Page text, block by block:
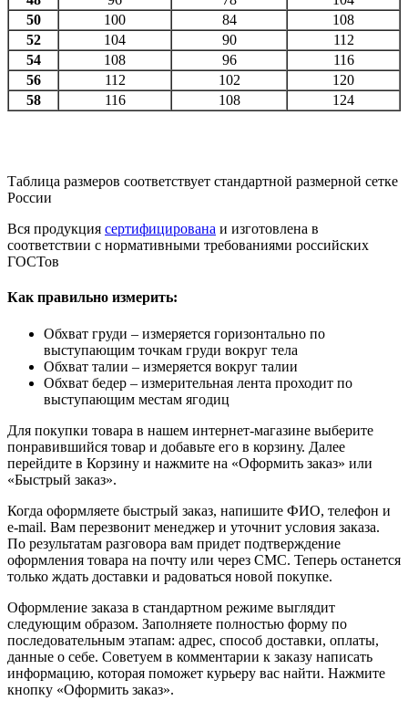
50
100 84
108
52
104 90
112
54
108 96
116
56
112 102
120
58
116 108 124
Таблица размеров соответствует стандартной размерной сетке
России
Вся продукция сертифицирована и изготовлена в
соответствии с нормативными требованиями российских
ГОСТов
Как правильно измерить:
Обхват груди – измеряется горизонтально по
выступающим точкам груди вокруг тела
Обхват талии – измеряется вокруг талии
Обхват бедер – измерительная лента проходит по
выступающим местам ягодиц
Для покупки товара в нашем интернет-магазине выберите
понравившийся товар и добавьте его в корзину. Далее
перейдите в Корзину и нажмите на «Оформить заказ» или
«Быстрый заказ».
Когда оформляете быстрый заказ, напишите ФИО, телефон и
e-mail. Вам перезвонит менеджер и уточнит условия заказа.
По результатам разговора вам придет подтверждение
оформления товара на почту или через СМС. Теперь останется
только ждать доставки и радоваться новой покупке.
Оформление заказа в стандартном режиме выглядит
следующим образом. Заполняете полностью форму по
последовательным этапам: адрес, способ доставки, оплаты,
данные о себе. Советуем в комментарии к заказу написать
информацию, которая поможет курьеру вас найти. Нажмите
кнопку «Оформить заказ».